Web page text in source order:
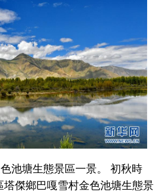
塘生態景區一景。 初秋時
傑鄉巴嘎雪村金色池塘生態景